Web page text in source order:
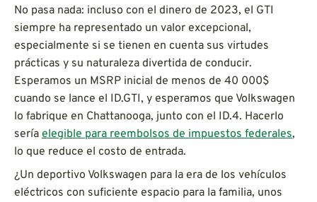
No pasa nada: incluso con el dinero de 2023, el GTI
siempre ha representado un valor excepcional,
especialmente si se tienen en cuenta sus virtudes
prácticas y su naturaleza divertida de conducir.
Esperamos un MSRP inicial de menos de 40 000$
cuando se lance el ID.GTI, y esperamos que Volkswagen
lo fabrique en Chattanooga, junto con el ID.4. Hacerlo
sería elegible para reembolsos de impuestos federales,
lo que reduce el costo de entrada.
¿Un deportivo Volkswagen para la era de los vehículos
eléctricos con suficiente espacio para la familia, unos